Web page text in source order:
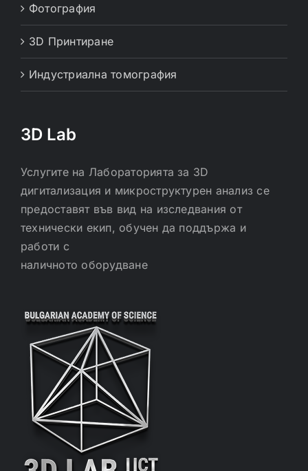
Фотография
3D Принтиране
Индустриална томография
3D Lab
Услугите на Лабораторията за 3D
дигитализация и микроструктурен анализ се
предоставят във вид на изследвания от
технически екип, обучен да поддържа и
работи с
наличното оборудване